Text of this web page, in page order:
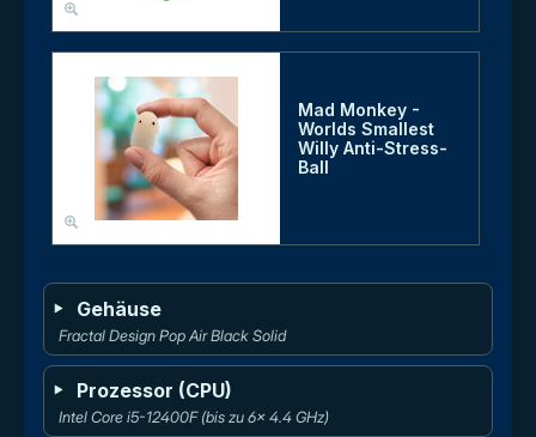
Mad Monkey -
Worlds Smallest
Willy Anti-Stress-
Ball
Gehäuse
Fractal Design Pop Air Black Solid
Prozessor (CPU)
Intel Core i5-12400F (bis zu 6x 4.4 GHz)